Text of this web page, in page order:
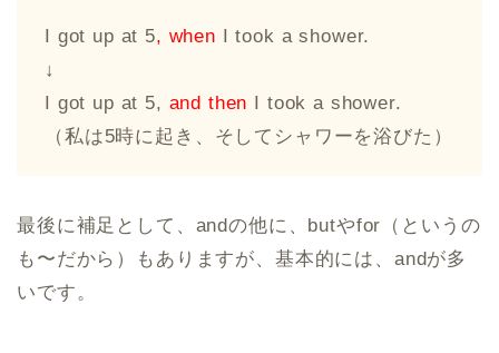
I got up at 5, when I took a shower.
↓
I got up at 5, and then I took a shower.
（私は5時に起き、そしてシャワーを浴びた）
最後に補足として、andの他に、butやfor（というの
も〜だから）もありますが、基本的には、andが多
いです。